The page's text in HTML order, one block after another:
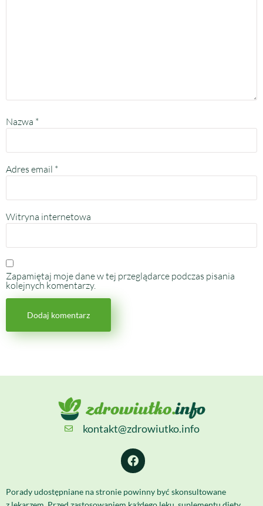
Nazwa *
Adres email *
Witryna internetowa
Zapamiętaj moje dane w tej przeglądarce podczas pisania
kolejnych komentarzy.
kontakt@zdrowiutko.info
Porady udostępniane na stronie powinny być skonsultowane